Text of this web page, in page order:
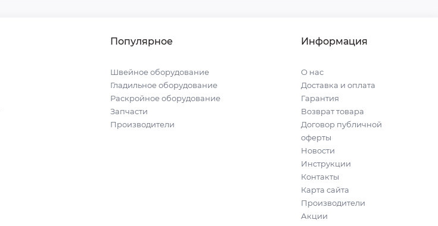
Популярное
Швейное оборудование
Гладильное оборудование
Раскройное оборудование
Запчасти
Производители
Информация
О нас
Доставка и оплата
Гарантия
Возврат товара
Договор публичной
оферты
Новости
Инструкции
Контакты
Карта сайта
Производители
Акции